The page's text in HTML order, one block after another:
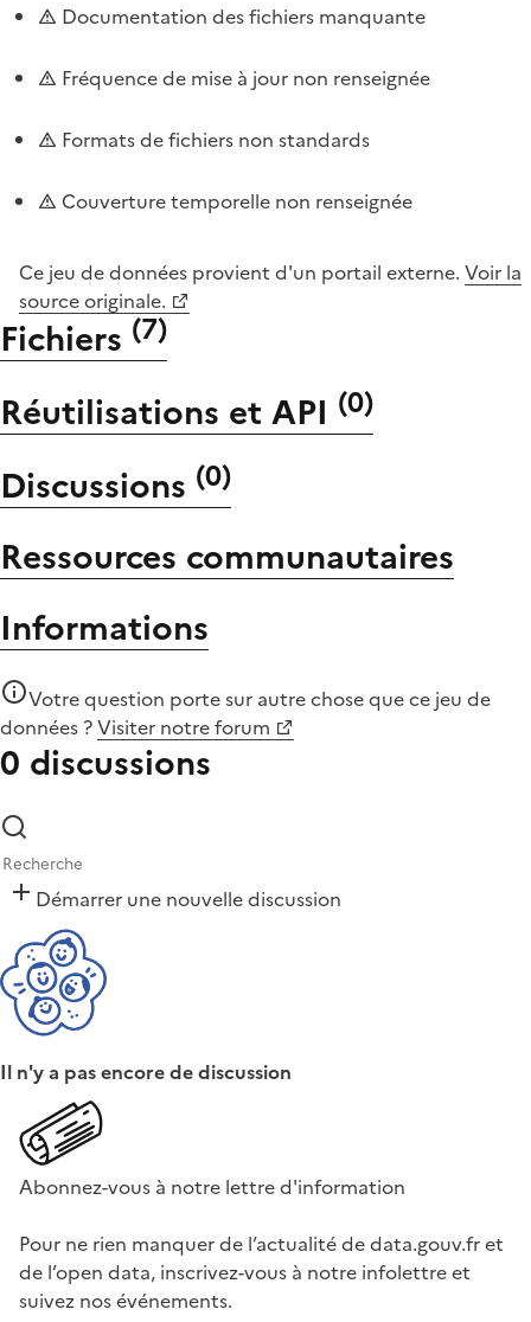
Documentation des fichiers manquante
Fréquence de mise à jour non renseignée
Formats de fichiers non standards
Couverture temporelle non renseignée
Ce jeu de données provient d'un portail externe. Voir la
source originale.
Fichiers (7)
Réutilisations et API (0)
Discussions (0)
Ressources communautaires
Informations
Votre question porte sur autre chose quece jeu de
données ?Visiter notre forum
0 discussions
Démarrer une nouvelle discussion
Il n'y a pas encore de discussion
Abonnez-vous à notre lettre d'information
Pour ne rien manquer de l’actualité de data.gouv.fr et
de l’open data, inscrivez-vous à notre infolettre et
suivez nos événements.